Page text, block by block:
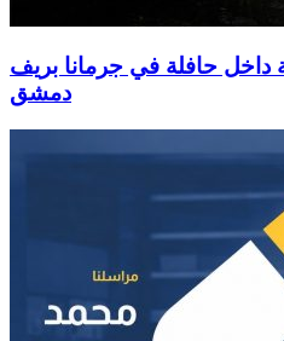
داخل حافلة في جرمانا بريف
دمشق